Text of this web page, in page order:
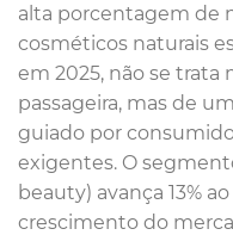
alta porcentagem de
cosméticos naturais
em 2025, não se
passageira, mas de
guiado por
exigentes. O
beauty) avança 13%
crescimento do